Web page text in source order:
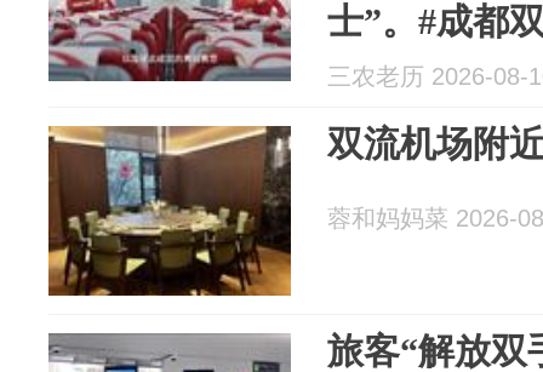
士”。#成都
##双流城市
三农老历 2026-08-
双流机场附
蓉和妈妈菜 2026-
旅客“解放双